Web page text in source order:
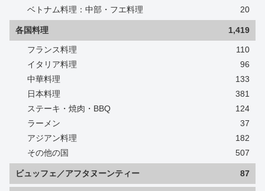
ベトナム料理：中部・フエ料理
20
各国料理 1,419
フランス料理
110
イタリア料理
96
中華料理
133
日本料理
381
ステーキ・焼肉・BBQ
124
ラーメン
37
アジアン料理
182
その他の国
507
ビュッフェ／アフタヌーンティー 87